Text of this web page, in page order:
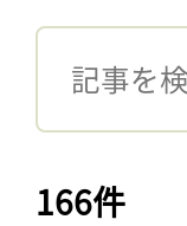
166件